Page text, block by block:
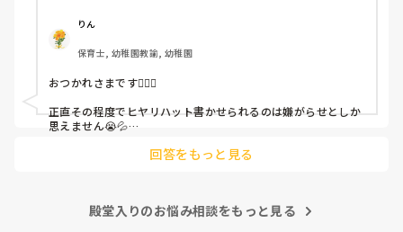
ちゃんと考えて対策を練って書き込むようにと。
呼ばれて一緒に対策を考えさせられること多数
これだけで30〜40分拘束されて辛いです
皆さんの園はどうですか?
りん
保育士, 幼稚園教諭, 幼稚園
おつかれさまです🙇🏻‍♀️
正直その程度でヒヤリハット書かせられるのは嫌がらせとしか
思えません😭💦
回答をもっと見る
殿堂入りのお悩み相談をもっと見る